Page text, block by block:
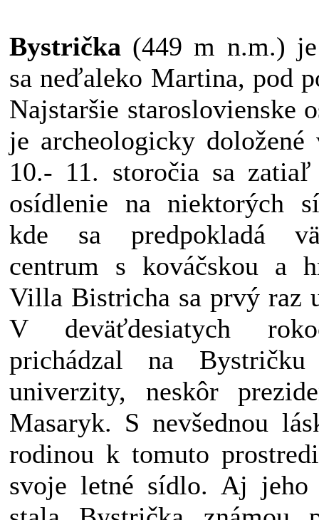
Bystrička (449 m n.m.) je
sa neďaleko Martina, pod
Najstaršie staroslovienske
je archeologicky
10.- 11. storočia sa
osídlenie na niektorých
kde sa predpokladá
centrum s kováčskou a
Villa Bistricha sa prvý raz
V deväťdesiatych
prichádzal na Bystričku
univerzity, neskôr
Masaryk. S nevšednou
rodinou k tomuto
svoje letné sídlo. Aj jeho